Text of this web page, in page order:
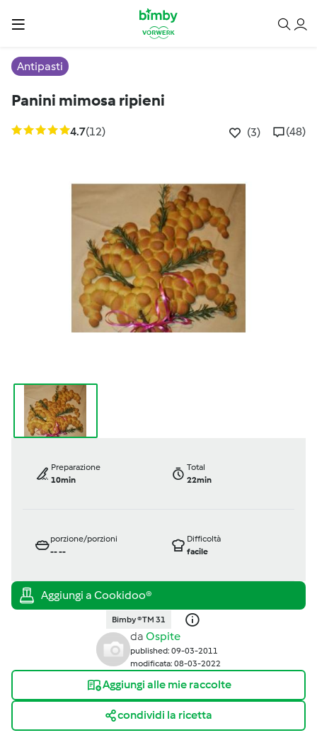
Antipasti
Panini mimosa ripieni
4.7(12) (3) (48)
Preparazione
10min
Total
22min
porzione/porzioni
----
Difficoltà
facile
Bimby ® TM 31
da Ospite
published: 09-03-2011
modificata: 08-03-2022
Aggiungi alle mie raccolte
condividi la ricetta